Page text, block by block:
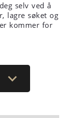
selv ved å
lagre søket og
kommer for